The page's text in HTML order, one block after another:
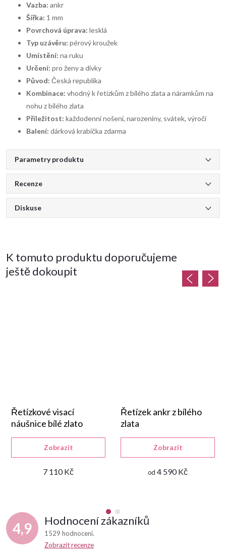
Vazba: ankr
Šířka: 1 mm
Povrchová úprava: lesklá
Typ uzávěru: pérový kroužek
Umístění: na ruku
Určení: pro ženy a dívky
Původ: Česká republika
Kombinace: vhodný k řetízkům z bílého zlata a náramkům na
nohu z bílého zlata
Příležitost: každodenní nošení, narozeniny, svátek, výročí
Balení: dárková krabička zdarma
Parametry produktu
Recenze
Diskuse
K tomuto produktu doporučujeme
ještě dokoupit
Řetízkové visací
náušnice bílé zlato
7 110 Kč
Zobrazit
Řetízek ankr z bílého
zlata
od 4 590 Kč
Zobrazit
4,9 Hodnocení zákazníků
1529 hodnocení
Zobrazit recenze